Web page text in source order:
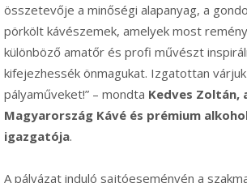
összetevője a minőségi alapanyag, a
pörkölt kávészemek, amelyek most
különböző amatőr és profi művészt
kifejezhessék önmagukat. Izgatottan
pályaműveket!” – mondta Kedves Zoltán,
Magyarország Kávé és prémium
igazgatója.
A pályázat induló sajtóeseményén a